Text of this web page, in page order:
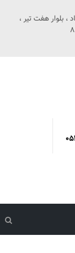
، بلوار هفت تیر ،